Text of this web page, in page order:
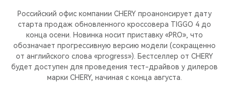
КРОССОВЕРЫ
СЕДАНЫ
КРЕДИТ И СТРАХОВАНИЕ
ЗАПЧАСТИ И АКСЕССУАРЫ
ПОДДЕРЖКА
CHERY CONNECT
О БРЕНДЕ
CHERY В СОЦСЕТЯХ
ЛЮДИ CHERY
КРЕДИТ
МЫ В СОЦСЕТЯХ
Российский офис компании CHERY проанонсирует дату
старта продаж обновленного кроссовера TIGGO 4 до
конца осени. Новинка носит приставку «PRO», что
обозначает прогрессивную версию модели (сокращенно
от английского слова «progress»). Бестселлер от CHERY
будет доступен для проведения тест-драйвов у дилеров
марки CHERY, начиная с конца августа.